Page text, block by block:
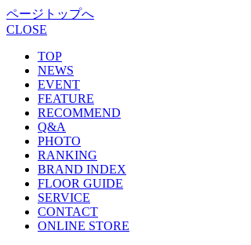
ページトップへ
CLOSE
TOP
NEWS
EVENT
FEATURE
RECOMMEND
Q&A
PHOTO
RANKING
BRAND INDEX
FLOOR GUIDE
SERVICE
CONTACT
ONLINE STORE